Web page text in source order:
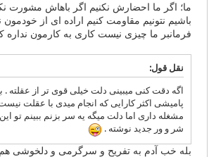
ما؛ اگر ما احضارش نکنیم اگر باهاش مشورت
باشیم نتونیم مقاومت کنیم اراده ای از
فرمانبر ما چیزی نیست کاری به کارمون نداره
نقل قول:
اگه دقت کنی میبینی دلت خیلی قوی تر از عقلته .
پامیشی اکثر کارایی که انجام میدی با عقلت نیست
مشغله داری اما دلت میگه یه سر بزنم ببینم تو
شر و ور جدید نوشته .
بله خب آدم به تفریح و سرگرمی و دلخوشی هم